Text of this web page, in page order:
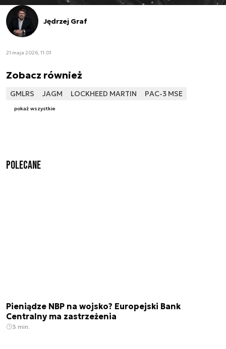
Jędrzej Graf
21 maja 2026, 11:01
Zobacz również
GMLRS JAGM LOCKHEED MARTIN PAC-3 MSE
pokaż wszystkie
Polecane
Pieniądze NBP na wojsko? Europejski Bank
Centralny ma zastrzeżenia
3 min.